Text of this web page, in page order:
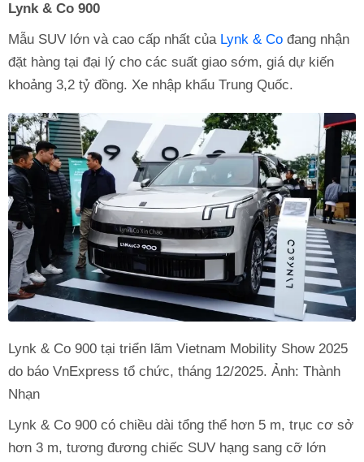
Lynk & Co 900
Mẫu SUV lớn và cao cấp nhất của Lynk & Co đang nhận
đặt hàng tại đại lý cho các suất giao sớm, giá dự kiến
khoảng 3,2 tỷ đồng. Xe nhập khẩu Trung Quốc.
Lynk & Co 900 tại triển lãm Vietnam Mobility Show 2025
do báo VnExpress tổ chức, tháng 12/2025. Ảnh: Thành
Nhạn
Lynk & Co 900 có chiều dài tổng thể hơn 5 m, trục cơ sở
hơn 3 m, tương đương chiếc SUV hạng sang cỡ lớn